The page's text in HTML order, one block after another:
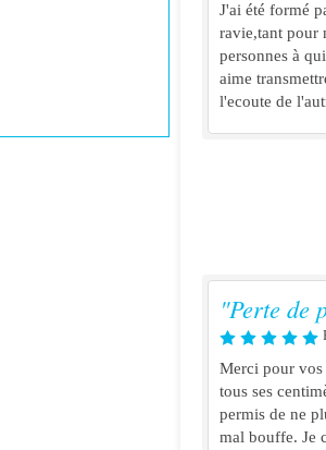
J'ai été formé
ravie,tant pour
personnes à
aime
l'ecoute de
"Perte de
Merci pour vos
tous ses
permis de ne
mal bouffe. Je